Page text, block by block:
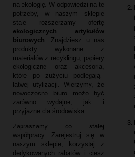
na ekologię. W odpowiedzi na te
potrzeby,
w naszym sklepie
stale rozszerzamy ofertę
ekologicznych artykułów
biurowych
Znajdziesz u nas
produkty wykonane z
materiałów z recyklingu,
papiery
ekologiczne oraz akcesoria,
które po zużyciu podlegają
łatwej utylizacji.
Wierzymy,
że
nowoczesne biuro może być
zarówno wydajne,
jak i
przyjazne dla środowiska.
Zapraszamy do stałej
współpracy.
Zarejestruj się w
naszym sklepie,
korzystaj z
dedykowanych rabatów i ciesz